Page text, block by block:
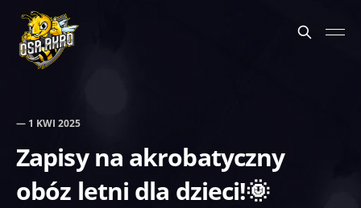
— 1 KWI 2025
Zapisy na akrobatyczny
obóz letni dla dzieci!🌞